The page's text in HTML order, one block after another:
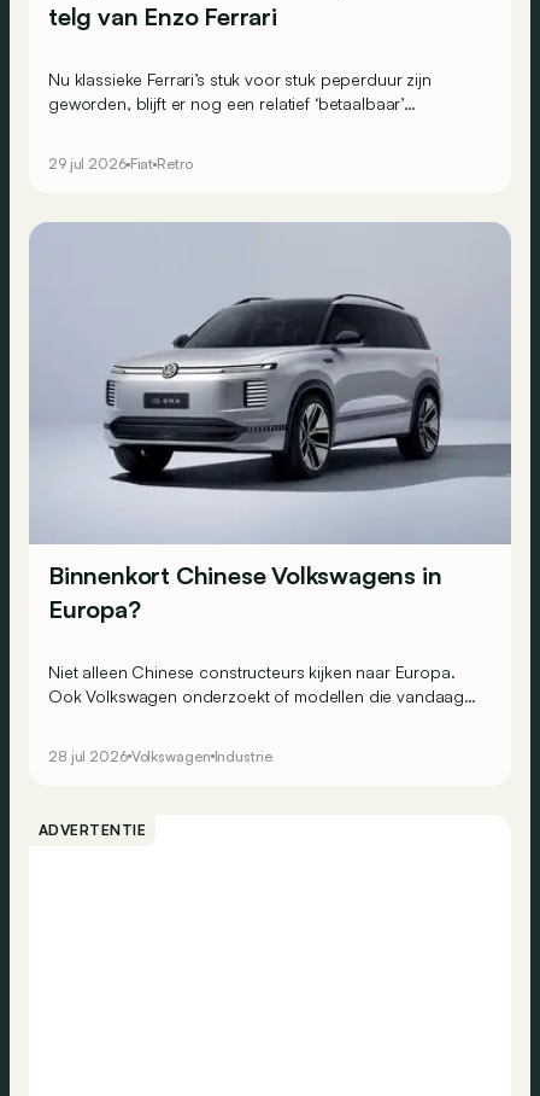
telg van Enzo Ferrari
Nu klassieke Ferrari’s stuk voor stuk peperduur zijn
geworden, blijft er nog een relatief ‘betaalbaar’
29 jul 2026 Fiat Retro
Binnenkort Chinese Volkswagens in
Europa?
Niet alleen Chinese constructeurs kijken naar Europa.
Ook Volkswagen onderzoekt of modellen die vandaag
28 jul 2026 Volkswagen Industrie
ADVERTENTIE